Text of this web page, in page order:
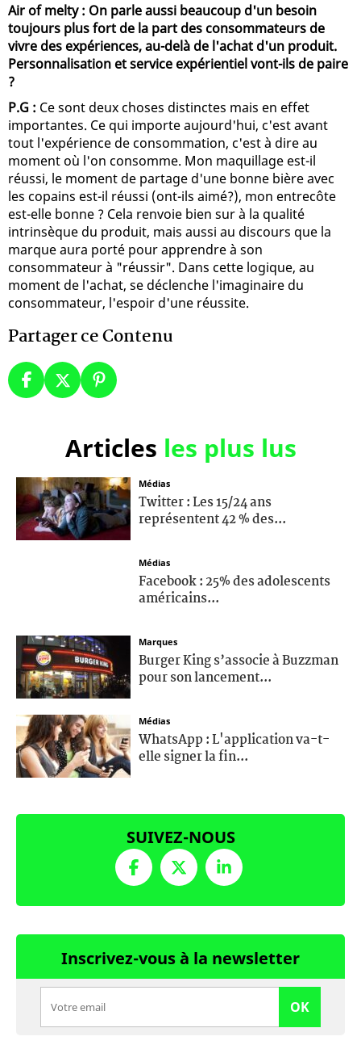
Air of melty : On parle aussi beaucoup d'un besoin
toujours plus fort de la part des consommateurs de
vivre des expériences, au-delà de l'achat d'un produit.
Personnalisation et service expérientiel vont-ils de paire
?
P.G : Ce sont deux choses distinctes mais en effet
importantes. Ce qui importe aujourd'hui, c'est avant
tout l'expérience de consommation, c'est à dire au
moment où l'on consomme. Mon maquillage est-il
réussi, le moment de partage d'une bonne bière avec
les copains est-il réussi (ont-ils aimé?), mon entrecôte
est-elle bonne ? Cela renvoie bien sur à la qualité
intrinsèque du produit, mais aussi au discours que la
marque aura porté pour apprendre à son
consommateur à "réussir". Dans cette logique, au
moment de l'achat, se déclenche l'imaginaire du
consommateur, l'espoir d'une réussite.
Partager ce Contenu
Articles les plus lus
Médias
Twitter : Les 15/24 ans
représentent 42 % des...
Médias
Facebook : 25% des adolescents
américains...
Marques
Burger King s’associe à Buzzman
pour son lancement...
Médias
WhatsApp : L'application va-t-
elle signer la fin...
SUIVEZ-NOUS
Inscrivez-vous à la newsletter
OK